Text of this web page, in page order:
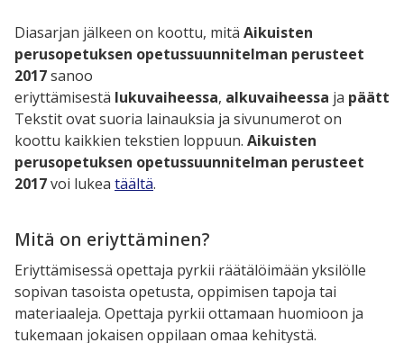
Diasarjan jälkeen on koottu, mitä Aikuisten
perusopetuksen opetussuunnitelman perusteet
2017sanoo
eriyttämisestä lukuvaiheessa, alkuvaiheessa ja
Tekstit ovat suoria lainauksia ja sivunumerot on
koottu kaikkien tekstien loppuun. Aikuisten
perusopetuksen opetussuunnitelman perusteet
2017voi lukea täältä.
Mitä on eriyttäminen?
Eriyttämisessä opettaja pyrkii räätälöimään yksilölle
sopivan tasoista opetusta, oppimisen tapoja tai
materiaaleja. Opettaja pyrkii ottamaan huomioon ja
tukemaan jokaisen oppilaan omaa kehitystä.